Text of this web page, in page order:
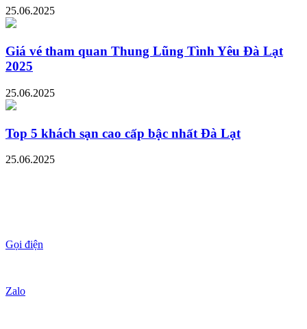
25.06.2025
Giá vé tham quan Thung Lũng Tình Yêu Đà Lạt
2025
25.06.2025
Top 5 khách sạn cao cấp bậc nhất Đà Lạt
25.06.2025
Gọi điện
Zalo